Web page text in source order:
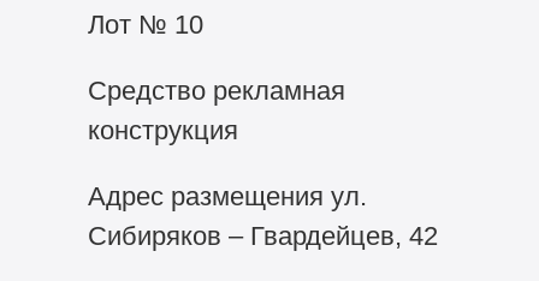
Лот № 10
Средство рекламная
конструкция
Адрес размещения ул.
Сибиряков – Гвардейцев, 42